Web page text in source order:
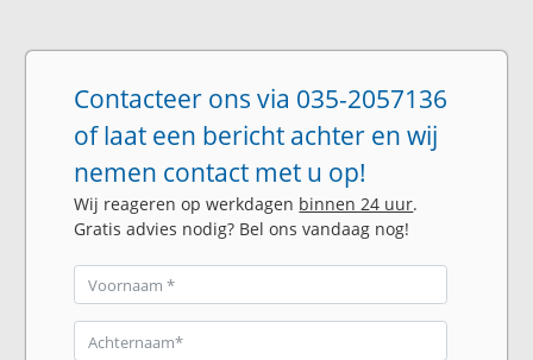
Contacteer ons via 035-2057136
of laat een bericht achter en wij
nemen contact met u op!
Wij reageren op werkdagen binnen 24 uur.
Gratis advies nodig? Bel ons vandaag nog!